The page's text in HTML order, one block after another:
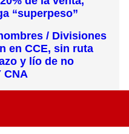
“superpeso”
/ Divisiones
en CCE, sin ruta
y lío de no
CNA